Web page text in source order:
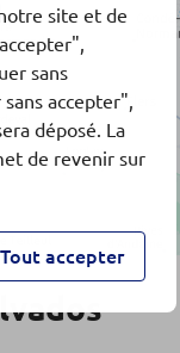
site et de
sans
accepter",
déposé. La
de revenir sur
Tout accepter